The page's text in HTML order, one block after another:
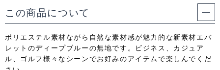
この商品について
ポリエステル素材ながら自然な素材感が魅力的な新素材エバ
レットのディープブルーの無地です。ビジネス、カジュア
ル、ゴルフ様々なシーンでお好みのアイテムで楽しんでくだ